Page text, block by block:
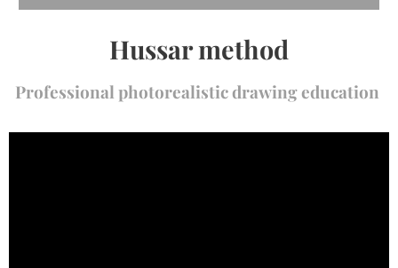
Hussar method
Professional photorealistic drawing education